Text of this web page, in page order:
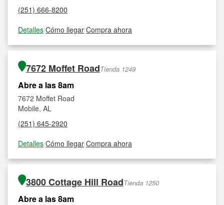
(251) 666-8200
Detalles|Cómo llegar|Compra ahora
7672 Moffet RoadTienda 1249
Abre a las 8am
7672 Moffet Road
Mobile, AL
(251) 645-2920
Detalles|Cómo llegar|Compra ahora
3800 Cottage Hill RoadTienda 1250
Abre a las 8am